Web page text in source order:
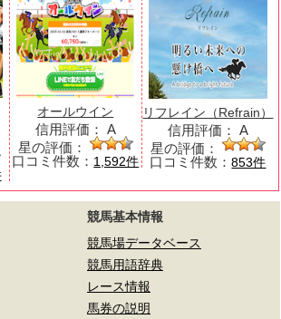
オールウイン
信用評価： A
星の評価：
口コミ件数： 1,592件
リフレイン（Refrain）
信用評価： A
星の評価：
口コミ件数：853件
競馬基本情報
競馬場データベース
競馬用語辞典
レース情報
馬券の説明